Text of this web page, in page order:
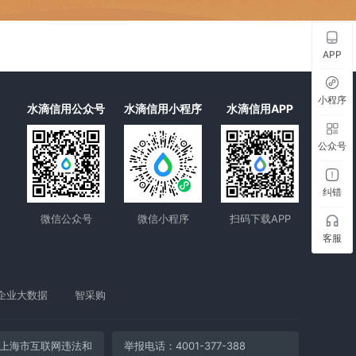
水滴信用公众号
微信公众号
水滴信用小程序
微信小程序
水滴信用APP
扫码下载APP
业大数据 智采购
上海市互联网违法和
举报电话：4001-377-388
APP
小程序
公众号
纠错
客服